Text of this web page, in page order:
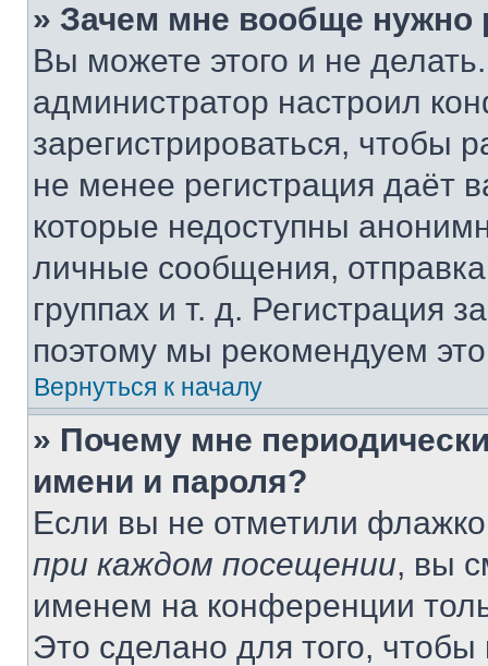
» Зачем мне вообще нужно
Вы можете этого и не
администратор настроил
зарегистрироваться, чтобы
не менее регистрация даёт
которые недоступны
личные сообщения,
группах и т. д. Регистрация
поэтому мы рекомендуем
Вернуться к началу
» Почему мне
имени и пароля?
Если вы не отметили
при каждом посещении, вы
именем на конференции
Это сделано для того, чтобы